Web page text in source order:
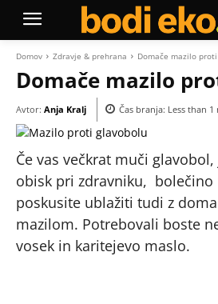
Domov Zdravje & prehrana Domače mazilo
Domače mazilo
Avtor: Anja Kralj Čas branja: Less than 1
Če vas večkrat muči
obisk pri zdravniku, bolečino
poskusite ublažiti tudi z
mazilom. Potrebovali boste
vosek in karitejevo maslo.